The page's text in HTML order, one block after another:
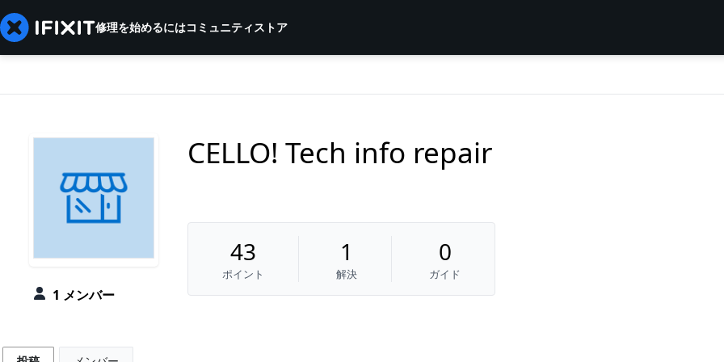
修理を始めるにはコミュニティストア
1 メンバー
CELLO! Tech info repair
43
ポイント
1
解決
0
ガイド